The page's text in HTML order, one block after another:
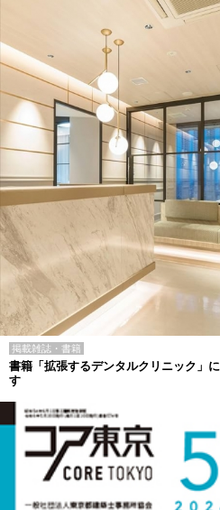
掲載雑誌・書籍
書籍「拡張するデンタルクリニック」
す